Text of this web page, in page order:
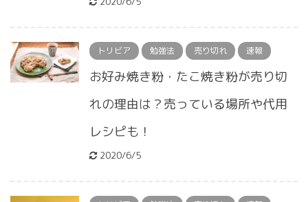
トリビア 勉強法 売り切れ 速報
お好み焼き粉・たこ焼き粉が売り切
れの理由は？売っている場所や代用
レシピも！
2020/6/5